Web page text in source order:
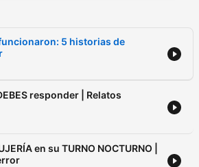
5 historias de
responder | Relatos
en su TURNO NOCTURNO |